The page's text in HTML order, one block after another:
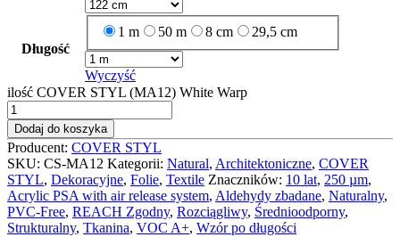
Długość
1 m 50 m 8 cm 29,5 cm
Wyczyść
ilość COVER STYL (MA12) White Warp
Dodaj do koszyka
Producent: COVER STYL
SKU: CS-MA12 Kategorii: Natural, Architektoniczne, COVER
STYL, Dekoracyjne, Folie, Textile Znaczników: 10 lat, 250 µm,
Acrylic PSA with air release system, Aldehydy zbadane, Naturalny,
PVC-Free, REACH Zgodny, Rozciągliwy, Średnioodporny,
Strukturalny, Tkanina, VOC A+, Wzór po długości